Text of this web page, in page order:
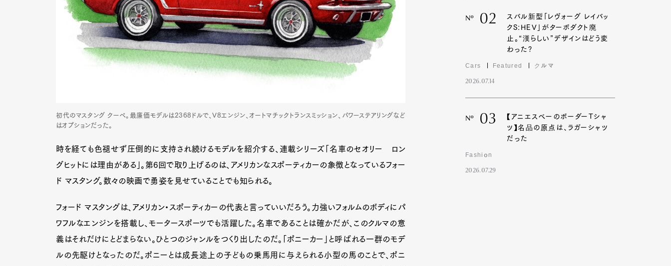
初代のマスタング クーペ。最廉価モデルは2368ドルで、V8エンジン、オートマチックトランスミッション、パワーステアリングなど
はオプションだった。
時を経ても色褪せず圧倒的に支持され続けるモデルを紹介する、連載シリーズ「名車のセオリー ロン
グヒットには理由がある」。第6回で取り上げるのは、アメリカンなスポーティカーの象徴となっているフォー
ド マスタング。数々の映画で勇姿を見せていることでも知られる。
フォード マスタングは、アメリカン・スポーティカーの代表と言っていいだろう。力強いフォルムのボディにパ
ワフルなエンジンを搭載し、モータースポーツでも活躍した。名車であることは確かだが、このクルマの意
義はそれだけにとどまらない。ひとつのジャンルをつくり出したのだ。「ポニーカー」と呼ばれる一群のモデ
ルの先駆けとなったのだ。ポニーとは成長途上の子どもの乗馬用に与えられる小型の馬のことで、ポニ
Nº 02
スバル新型「レヴォーグ レイバッ
クS:HEV」がターボダクト廃
止。“漢らしい”デザインはどう変
わった?
Cars Featured クルマ
2026.07.14
Nº 03
【アニエスベーのボーダーTシャ
ツ】名品の原点は、ラガーシャツ
だった
Fashion
2026.07.29